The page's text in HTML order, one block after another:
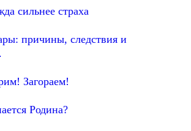
сильнее страха
причины, следствия и
Загораем!
Родина?